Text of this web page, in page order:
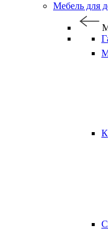
Мебель для